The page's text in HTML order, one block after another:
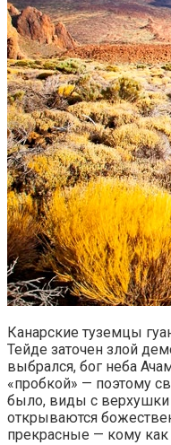
Канарские туземцы
Тейде заточен злой
выбрался, бог неба
«пробкой» — поэтому
было, виды с верхушки
открываются
прекрасные — кому как